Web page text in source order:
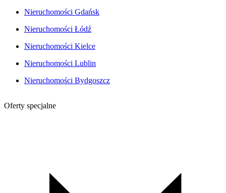
Nieruchomości Gdańsk
Nieruchomości Łódź
Nieruchomości Kielce
Nieruchomości Lublin
Nieruchomości Bydgoszcz
Oferty specjalne